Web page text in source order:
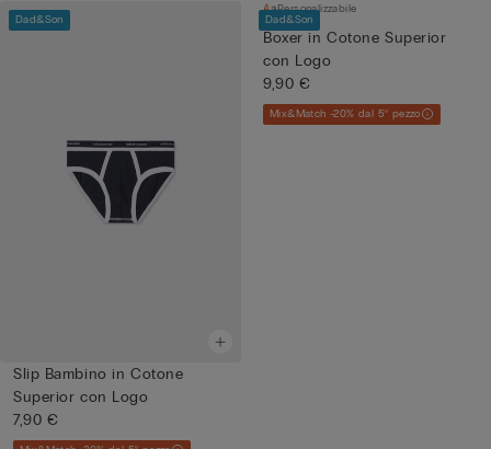
Dad&Son
Slip Bambino in Cotone
Superior con Logo
7,90 €
Dad&Son
Personalizzabile
Boxer in Cotone Superior
con Logo
9,90 €
Mix&Match -20% dal 5° pezzo